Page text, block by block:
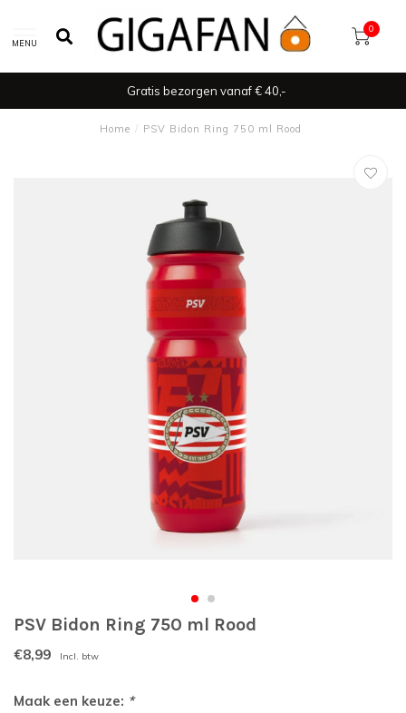
MENU
0
Gratis bezorgen vanaf € 40,-
Home / PSV Bidon Ring 750 ml Rood
PSV Bidon Ring 750 ml Rood
€8,99 Incl. btw
Maak een keuze: *